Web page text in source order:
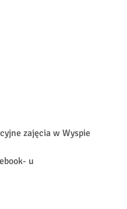
zajęcia w Wyspie
u